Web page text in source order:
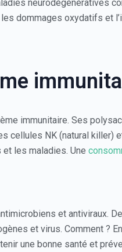
neurodégénératives
dommages oxydatifs et
immunitaire. Ses
cellules NK (natural killer)
les maladies. Une
et antiviraux.
et virus. Comment ?
une bonne santé et